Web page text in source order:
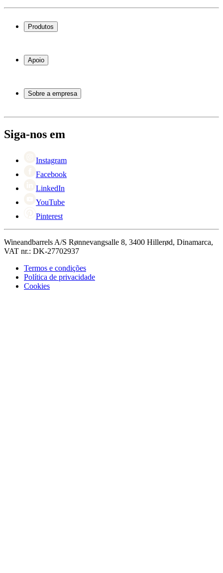
Produtos
Garrafeiras
Móveis para vinho
Apoio
Atendimento
Pagamento
Retorno
Sobre a empresa
Black Friday
Singles Day
Siga-nos em
Instagram
Facebook
LinkedIn
YouTube
Pinterest
Wineandbarrels A/S Rønnevangsalle 8, 3400 Hillerød, Dinamarca,
VAT nr.: DK-27702937
Termos e condições
Política de privacidade
Cookies